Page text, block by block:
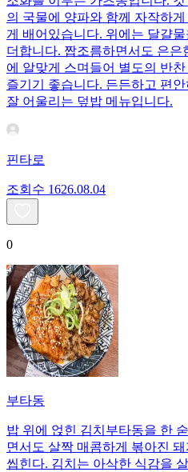
의 국물에 양파와 함께 자작하
게 배어있습니다. 위에는 달걀
더합니다. 짭조름하면서도 은
에 알맞게 스며들어 별도의 반
즐기기 좋습니다. 든든하고 편
잘 어울리는 덮밥 메뉴입니다.
핀타로
조회수 1626.08.04
0
부타동
밥 위에 얹힌 김치부타동을 한
면서도 살짝 매콤하게 볶아진
씹힌다. 김치는 아삭한 식감을